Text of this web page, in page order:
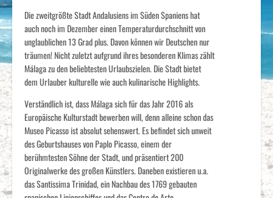
Die zweitgrößte Stadt Andalusiens im Süden Spaniens hat
auch noch im Dezember einen Temperaturdurchschnitt von
unglaublichen 13 Grad plus. Davon können wir Deutschen nur
träumen! Nicht zuletzt aufgrund ihres besonderen Klimas zählt
Málaga zu den beliebtesten Urlaubszielen. Die Stadt bietet
dem Urlauber kulturelle wie auch kulinarische Highlights.
Verständlich ist, dass Málaga sich für das Jahr 2016 als
Europäische Kulturstadt bewerben will, denn alleine schon das
Museo Picasso ist absolut sehenswert. Es befindet sich unweit
des Geburtshauses von Paplo Picasso, einem der
berühmtesten Söhne der Stadt, und präsentiert 200
Originalwerke des großen Künstlers. Daneben existieren u.a.
das Santissima Trinidad, ein Nachbau des 1769 gebauten